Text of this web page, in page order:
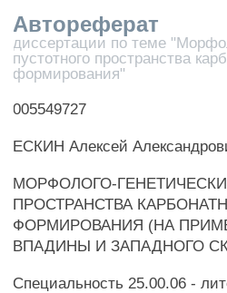
Автореферат
диссертации по теме
пустотного пространства
формирования"
005549727
ЕСКИН Алексей
МОРФОЛОГО-
ПРОСТРАНСТВА
ФОРМИРОВАНИЯ (НА
ВПАДИНЫ И ЗАПАДНОГО
Специальность 25.00.06 -